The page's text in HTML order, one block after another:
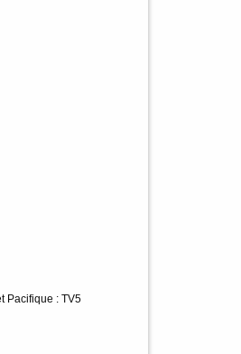
Pacifique : TV5